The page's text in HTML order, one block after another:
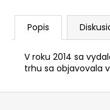
Popis
V roku 2014 sa
trhu sa objavovala
Z